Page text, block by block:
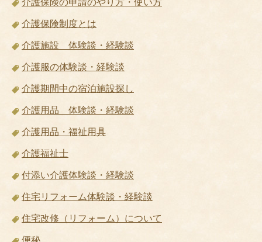
介護保険の申請のやり方・使い方
介護保険制度とは
介護施設 体験談・経験談
介護服の体験談・経験談
介護期間中の宿泊施設探し
介護用品 体験談・経験談
介護用品・福祉用具
介護福祉士
付添い介護体験談・経験談
住宅リフォーム体験談・経験談
住宅改修（リフォーム）について